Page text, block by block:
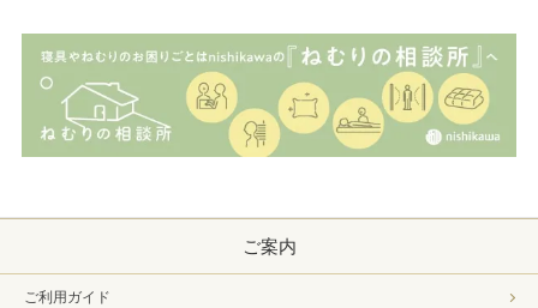
ご案内
ご利用ガイド